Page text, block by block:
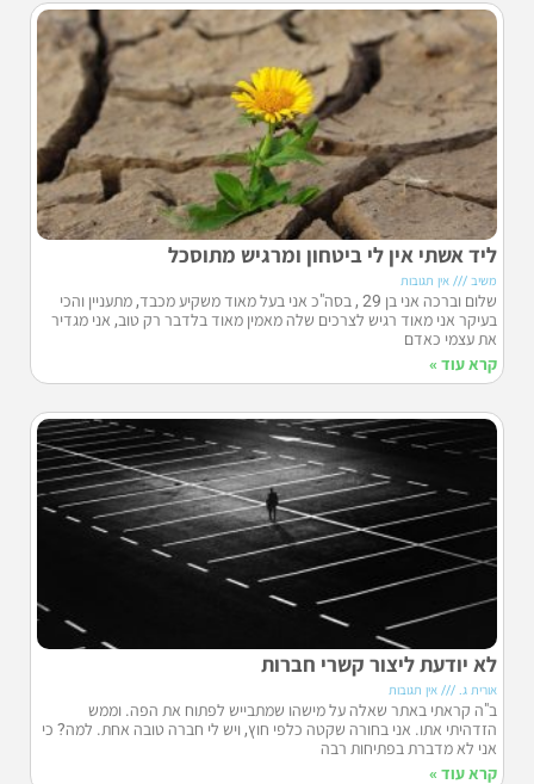
ליד אשתי אין לי ביטחון ומרגיש מתוסכל
משיב אין תגובות
שלום וברכה אני בן 29 , בסה"כ אני בעל מאוד משקיע מכבד, מתעניין והכי
בעיקר אני מאוד רגיש לצרכים שלה מאמין מאוד בלדבר רק טוב, אני מגדיר
את עצמי כאדם
קרא עוד »
לא יודעת ליצור קשרי חברות
אורית ג. אין תגובות
ב"ה קראתי באתר שאלה על מישהו שמתבייש לפתוח את הפה. וממש
הזדהיתי אתו. אני בחורה שקטה כלפי חוץ, ויש לי חברה טובה אחת. למה? כי
אני לא מדברת בפתיחות רבה
קרא עוד »